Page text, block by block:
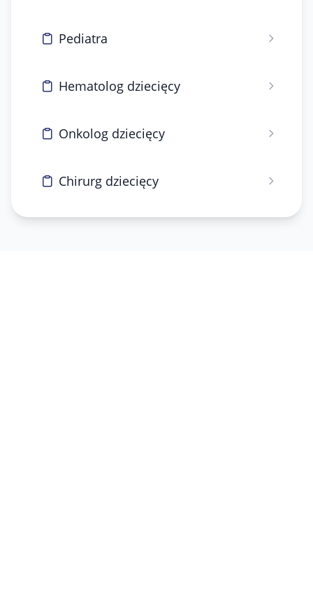
Pediatra
Hematolog dziecięcy
Onkolog dziecięcy
Chirurg dziecięcy